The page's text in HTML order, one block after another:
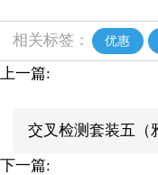
相关标签： 优惠
上一篇:
交叉检测套装五（
下一篇: